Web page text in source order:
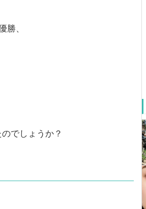
、
でしょうか？